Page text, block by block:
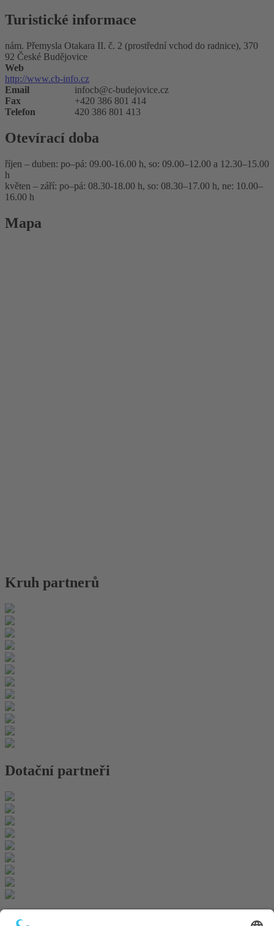
Turistické informace
nám. Přemysla Otakara II. č. 2 (prostřední vchod do radnice), 370
92 České Budějovice
Web
http://www.cb-info.cz
Email
infocb@c-budejovice.cz
Fax
+420 386 801 414
Telefon
420 386 801 413
Otevírací doba
říjen – duben: po–pá: 09.00-16.00 h, so: 09.00–12.00 a 12.30–15.00
h
květen – září: po–pá: 08.30-18.00 h, so: 08.30–17.00 h, ne: 10.00–
16.00 h
Mapa
Kruh partnerů
Dotační partneři
Newsletter